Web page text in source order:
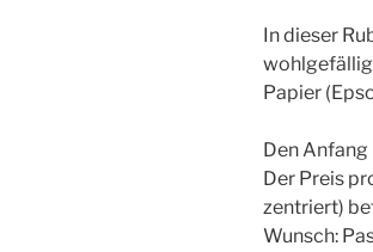
In dieser
Papier
Den
Der Preis
zentriert)
Wunsch: